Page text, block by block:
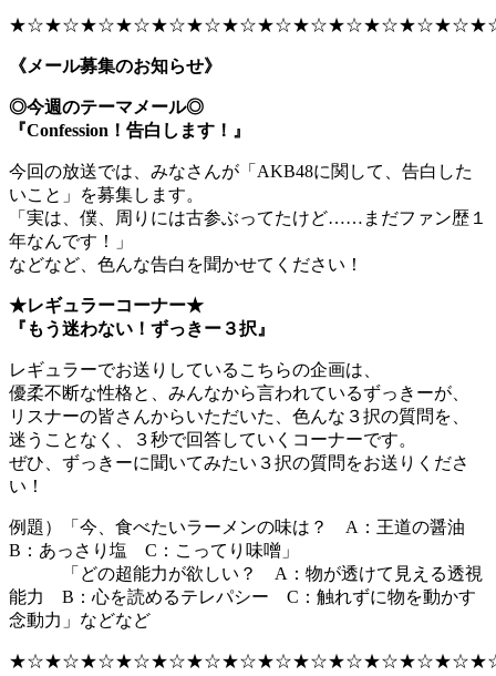
《メール募集のお知らせ》
◎今週のテーマメール◎
『Confession！告白します！』
今回の放送では、みなさんが「AKB48に関して、告白した
いこと」を募集します。
「実は、僕、周りには古参ぶってたけど……まだファン歴１
年なんです！」
などなど、色んな告白を聞かせてください！
★レギュラーコーナー★
『もう迷わない！ずっきー３択』
レギュラーでお送りしているこちらの企画は、
優柔不断な性格と、みんなから言われているずっきーが、
リスナーの皆さんからいただいた、色んな３択の質問を、
迷うことなく、３秒で回答していくコーナーです。
ぜひ、ずっきーに聞いてみたい３択の質問をお送りくださ
い！
例題）「今、食べたいラーメンの味は？ A：王道の醤油
B：あっさり塩 C：こってり味噌」
「どの超能力が欲しい？ A：物が透けて見える透視
能力 B：心を読めるテレパシー C：触れずに物を動かす
念動力」などなど